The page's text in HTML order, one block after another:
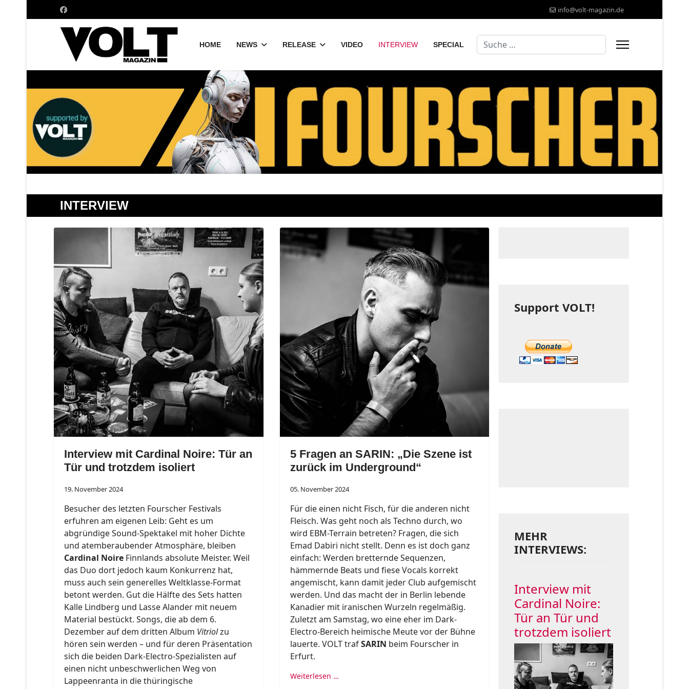
info@volt-magazin.de
HOME NEWS RELEASE VIDEO INTERVIEW SPECIAL Suchen
INTERVIEW
Interview mit Cardinal Noire: Tür an
Tür und trotzdem isoliert
19. November 2024
Besucher des letzten Fourscher Festivals
erfuhren am eigenen Leib: Geht es um
abgründige Sound-Spektakel mit hoher Dichte
und atemberaubender Atmosphäre, bleiben
Cardinal Noire Finnlands absolute Meister. Weil
das Duo dort jedoch kaum Konkurrenz hat,
muss auch sein generelles Weltklasse-Format
betont werden. Gut die Hälfte des Sets hatten
Kalle Lindberg und Lasse Alander mit neuem
Material bestückt. Songs, die ab dem 6.
Dezember auf dem dritten Album Vitriolzu
hören sein werden – und für deren Präsentation
sich die beiden Dark-Electro-Spezialisten auf
einen nicht unbeschwerlichen Weg von
Lappeenranta in die thüringische
5 Fragen an SARIN: „Die Szene ist
zurück im Underground“
05. November 2024
Für die einen nicht Fisch, für die anderen nicht
Fleisch. Was geht noch als Techno durch, wo
wird EBM-Terrain betreten? Fragen, die sich
Emad Dabiri nicht stellt. Denn es ist doch ganz
einfach: Werden bretternde Sequenzen,
hämmernde Beats und fiese Vocals korrekt
angemischt, kann damit jeder Club aufgemischt
werden. Und das macht der in Berlin lebende
Kanadier mit iranischen Wurzeln regelmäßig.
Zuletzt am Samstag, wo eine eher im Dark-
Electro-Bereich heimische Meute vor der Bühne
lauerte. VOLT trafSARIN beim Fourscher in
Erfurt.
Weiterlesen …
Support VOLT!
MEHR
INTERVIEWS:
Interview mit
Cardinal Noire:
Tür an Tür und
trotzdem isoliert